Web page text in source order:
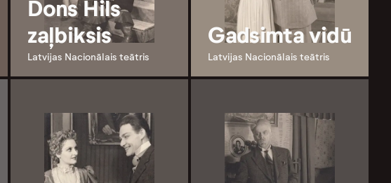
Dons Hils
zaļbiksis
Latvijas Nacionālais teātris
Gadsimta vidū
Latvijas Nacionālais teātris